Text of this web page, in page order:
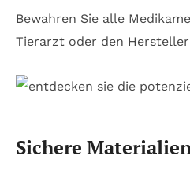
Bewahren Sie alle
Tierarzt oder den
Sichere